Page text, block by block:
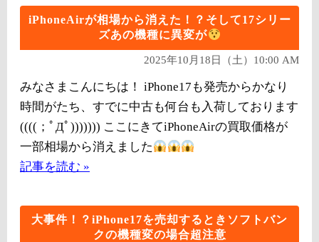
iPhoneAirが相場から消えた！？そして17シリー
ズあの機種に異変が
2025年10月18日（土）10:00 AM
みなさまこんにちは！ iPhone17も発売からかなり
時間がたち、すでに中古も何台も入荷しております
((((；ﾟДﾟ))))))) ここにきてiPhoneAirの買取価格が
一部相場から消えました
記事を読む »
大事件！？iPhone17を売却するときソフトバン
クの機種変の場合超注意